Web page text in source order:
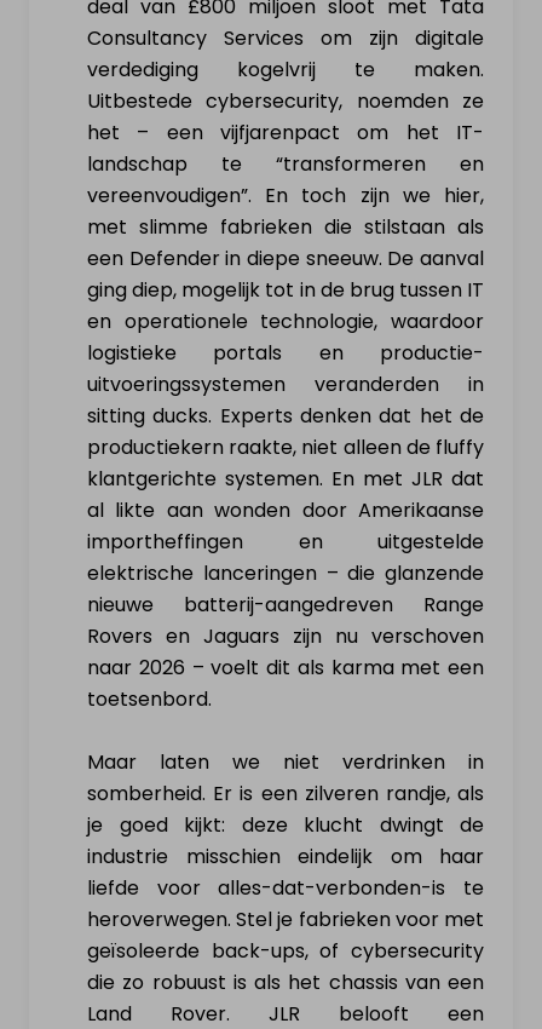
deal van £800 miljoen sloot met Tata
Consultancy Services om zijn digitale
verdediging kogelvrij te maken.
Uitbestede cybersecurity, noemden ze
het – een vijfjarenpact om het IT-
landschap te “transformeren en
vereenvoudigen”. En toch zijn we hier,
met slimme fabrieken die stilstaan als
een Defender in diepe sneeuw. De aanval
ging diep, mogelijk tot in de brug tussen IT
en operationele technologie, waardoor
logistieke portals en productie-
uitvoeringssystemen veranderden in
sitting ducks. Experts denken dat het de
productiekern raakte, niet alleen de fluffy
klantgerichte systemen. En met JLR dat
al likte aan wonden door Amerikaanse
importheffingen en uitgestelde
elektrische lanceringen – die glanzende
nieuwe batterij-aangedreven Range
Rovers en Jaguars zijn nu verschoven
naar 2026 – voelt dit als karma met een
toetsenbord.
Maar laten we niet verdrinken in
somberheid. Er is een zilveren randje, als
je goed kijkt: deze klucht dwingt de
industrie misschien eindelijk om haar
liefde voor alles-dat-verbonden-is te
heroverwegen. Stel je fabrieken voor met
geïsoleerde back-ups, of cybersecurity
die zo robuust is als het chassis van een
Land Rover. JLR belooft een